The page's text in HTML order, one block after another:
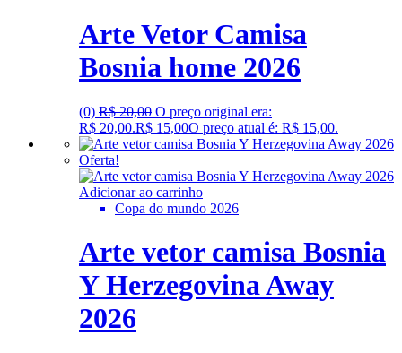
Arte Vetor Camisa
Bosnia home 2026
(0) R$20,00 O preço original era:
R$ 20,00.R$ 15,00O preço atual é: R$ 15,00.
Oferta!
Adicionar ao carrinho
Copa do mundo 2026
Arte vetor camisa Bosnia
Y Herzegovina Away
2026